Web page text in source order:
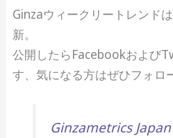
Ginzaウィークリートレンド
新。
公開したらFacebookおよび
す、気になる方はぜひフォロ
Ginzametrics